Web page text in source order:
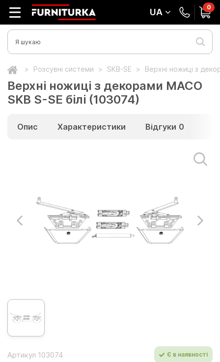
UA 0
Розсувні системи SKB-SE Верхні ножиці з
Верхні ножиці з декорами МАСО
SKB S-SE білі (103074)
Опис Характеристики Відгуки 0
Артикул 103074 Є в наявності